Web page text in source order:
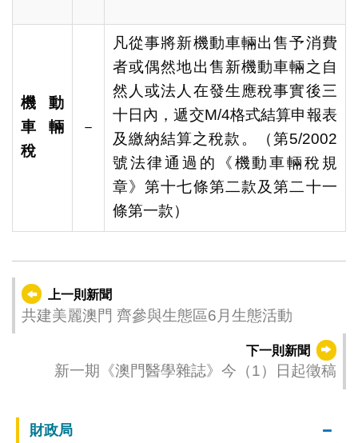
機動
車輛
稅
－
凡從事將新機動車輛出售予消費
者或偶然地出售新機動車輛之自
然人或法人在發生應稅事實後三
十日內，遞交M/4格式結算申報表
及繳納結算之稅款。（第5/2002
號法律通過的《機動車輛稅規
章》第十七條第二款及第二十一
條第一款）
上一則新聞
共建美麗澳門 齊參與生態區6月生態活動
下一則新聞
新一期《澳門醫學雜誌》今（1）日起徵稿
財政局